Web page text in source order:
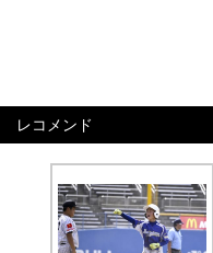
レコメンド